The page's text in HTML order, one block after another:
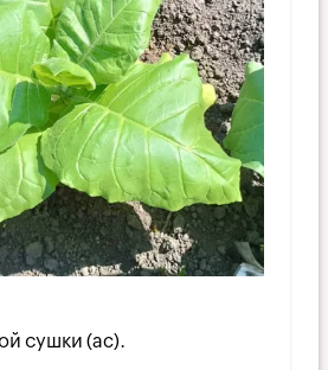
сушки (ac).